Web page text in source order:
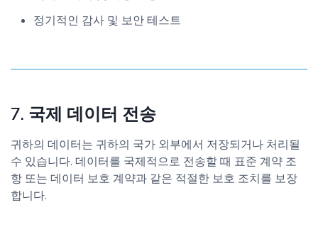
정기적인 감사 및 보안 테스트
7. 국제 데이터 전송
귀하의 데이터는 귀하의 국가 외부에서 저장되거나 처리될
수 있습니다. 데이터를 국제적으로 전송할 때 표준 계약 조
항 또는 데이터 보호 계약과 같은 적절한 보호 조치를 보장
합니다.